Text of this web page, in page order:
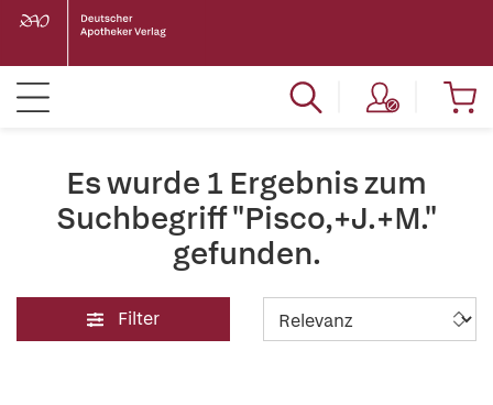
Es wurde 1 Ergebnis zum
Suchbegriff "Pisco,+J.+M."
gefunden.
Filter